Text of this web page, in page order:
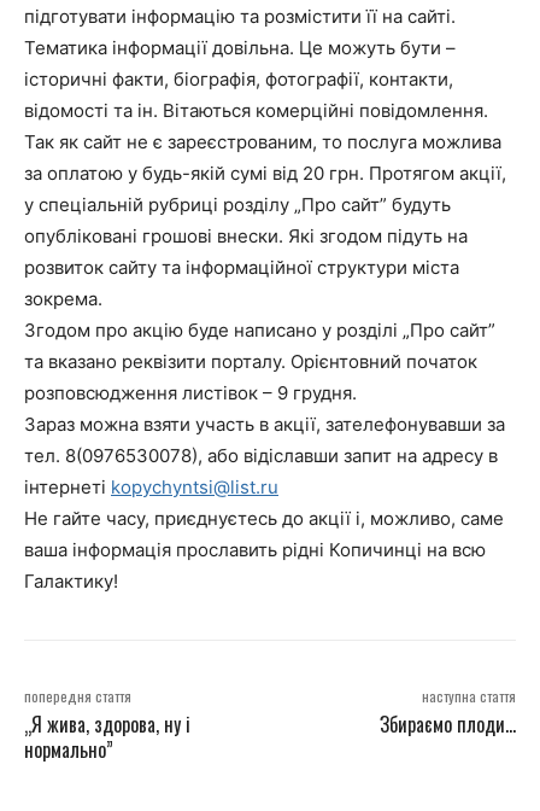
підготувати інформацію та розмістити її на сайті.
Тематика інформації довільна. Це можуть бути –
історичні факти, біографія, фотографії, контакти,
відомості та ін. Вітаються комерційні повідомлення.
Так як сайт не є зареєстрованим, то послуга можлива
за оплатою у будь-якій сумі від 20 грн. Протягом акції,
у спеціальній рубриці розділу „Про сайт” будуть
опубліковані грошові внески. Які згодом підуть на
розвиток сайту та інформаційної структури міста
зокрема.
Згодом про акцію буде написано у розділі „Про сайт”
та вказано реквізити порталу. Орієнтовний початок
розповсюдження листівок – 9 грудня.
Зараз можна взяти участь в акції, зателефонувавши за
тел. 8(0976530078), або відіславши запит на адресу в
інтернеті kopychyntsi@list.ru
Не гайте часу, приєднуєтесь до акції і, можливо, саме
ваша інформація прославить рідні Копичинці на всю
Галактику!
попередня стаття
„Я жива, здорова, ну і
нормально”
наступна стаття
Збираємо плоди…